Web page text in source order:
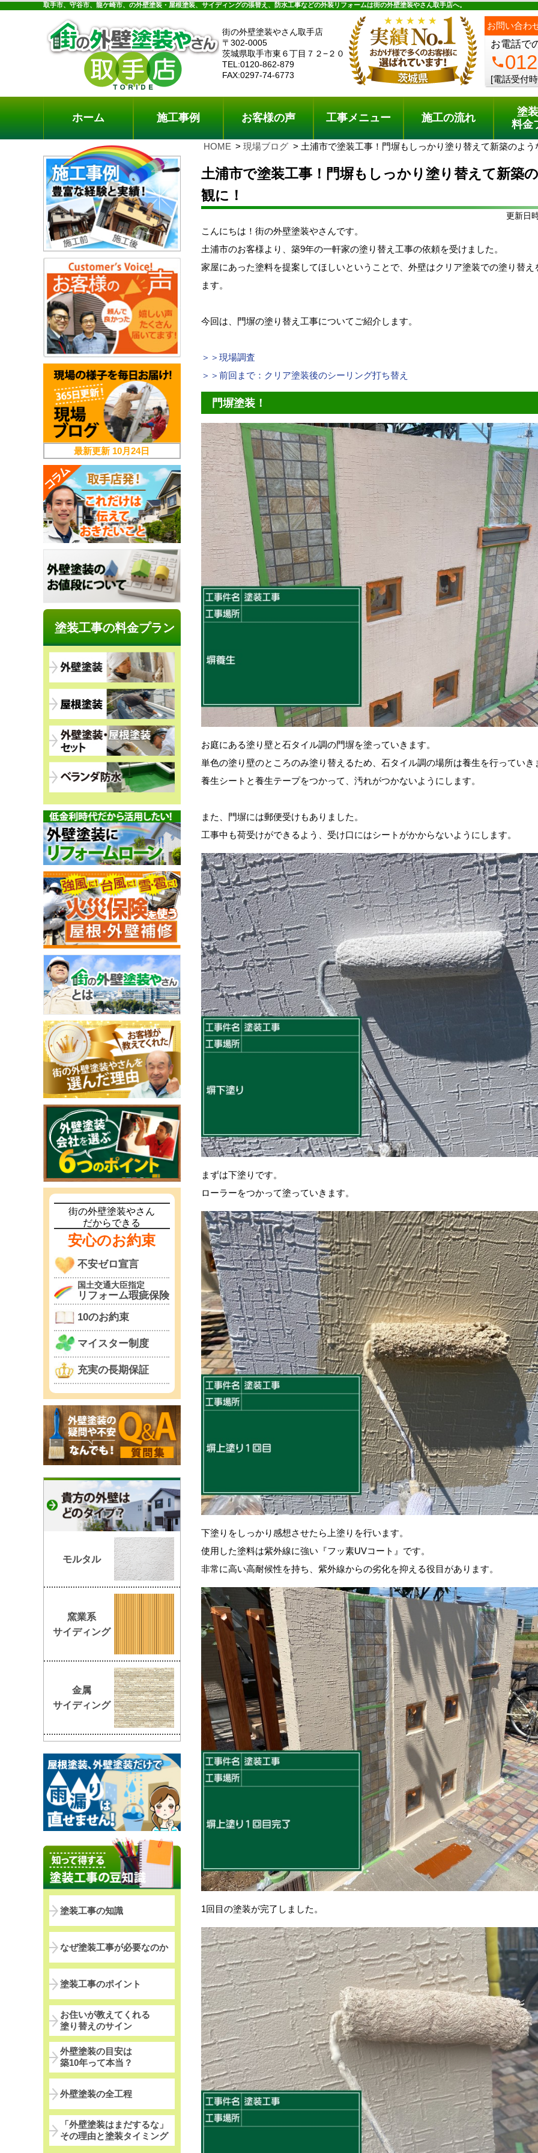
取手市、守谷市、龍ケ崎市、の外壁塗装・屋根塗装、サイディングの張替え、防水工事などの外装リフォームは街の外壁塗装やさん取手店へ。
街の外壁塗装やさん取手店
〒302-0005
茨城県取手市東６丁目７２−２０
TEL:0120-862-879
FAX:0297-74-6773
お問い合わ
お電話で
phone
[電話受付
料金プラン 無料点検
ホーム 施工事例 お客様の声 工事メニュー 施工の流れ
塗
料金
HOME 現場ブログ 土浦市で塗装工事！門塀もしっかり塗り替えて新築のよう
土浦市で塗装工事！門塀もしっかり塗り替えて新築
観に！
更新日
こんにちは！街の外壁塗装やさんです。
土浦市のお客様より、築9年の一軒家の塗り替え工事の依頼を受けました。
家屋にあった塗料を提案してほしいということで、外壁はクリア塗装での塗り替え
ます。
今回は、門塀の塗り替え工事についてご紹介します。
＞＞現場調査
＞＞前回まで：クリア塗装後のシーリング打ち替え
門塀塗装！
お庭にある塗り壁と石タイル調の門塀を塗っていきます。
単色の塗り壁のところのみ塗り替えるため、石タイル調の場所は養生を行っていき
養生シートと養生テープをつかって、汚れがつかないようにします。
また、門塀には郵便受けもありました。
工事中も荷受けができるよう、受け口にはシートがかからないようにします。
まずは下塗りです。
ローラーをつかって塗っていきます。
下塗りをしっかり感想させたら上塗りを行います。
使用した塗料は紫外線に強い『フッ素UVコート』です。
非常に高い高耐候性を持ち、紫外線からの劣化を抑える役目があります。
1回目の塗装が完了しました。
最新更新 10月24日
塗装工事の料金プラン
街の外壁塗装やさん
だからできる
安心のお約束
不安ゼロ宣言
国土交通大臣指定
リフォーム瑕疵保険
10のお約束
マイスター制度
充実の長期保証
モルタル
窯業系
サイディング
金属
サイディング
塗装工事の知識
なぜ塗装工事が必要なのか
塗装工事のポイント
お住いが教えてくれる
塗り替えのサイン
外壁塗装の目安は
築10年って本当？
外壁塗装の全工程
「外壁塗装はまだするな」
その理由と塗装タイミング